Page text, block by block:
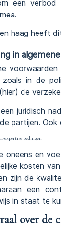
een
haag heeft
in
in de
de
juridisch
partijen. Ook
expertise bedingen
oneens en
kosten
zijn de
een
in staat te
over de